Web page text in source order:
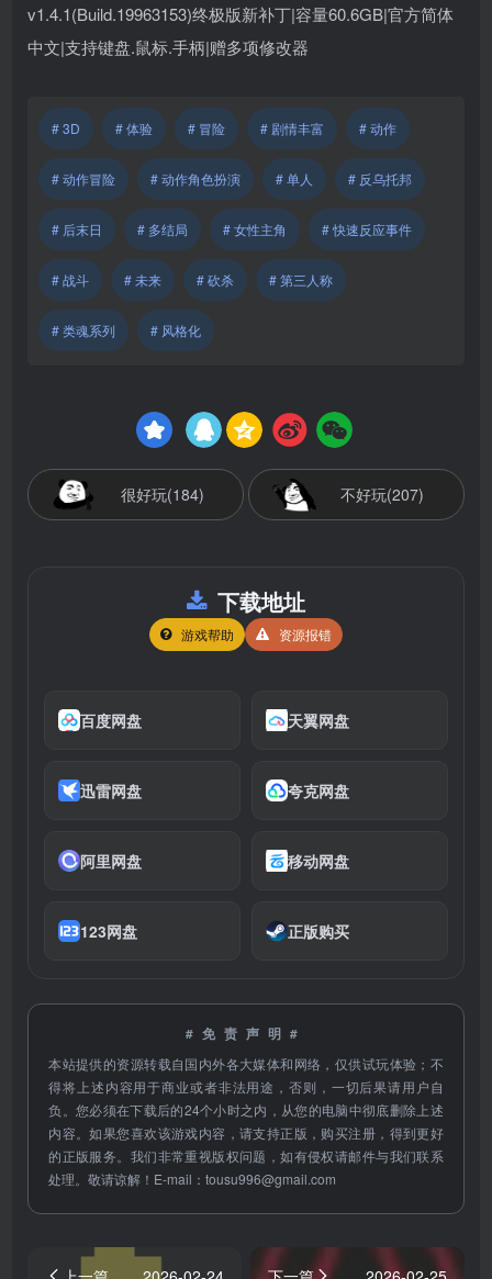
v1.4.1(Build.19963153)终极版新补丁|容量60.6GB|官方简体
中文|支持键盘.鼠标.手柄|赠多项修改器
# 3D # 体验 # 冒险 # 剧情丰富 # 动作
# 动作冒险 # 动作角色扮演 # 单人 # 反乌托邦
# 后末日 # 多结局 # 女性主角 # 快速反应事件
# 战斗 # 未来 # 砍杀 # 第三人称
# 类魂系列 # 风格化
很好玩(184) 不好玩(207)
下载地址
游戏帮助 资源报错
百度网盘 天翼网盘
迅雷网盘 夸克网盘
阿里网盘 移动网盘
123网盘 正版购买
#免责声明#
本站提供的资源转载自国内外各大媒体和网络，仅供试玩体验；不
得将上述内容用于商业或者非法用途，否则，一切后果请用户自
负。您必须在下载后的24个小时之内，从您的电脑中彻底删除上述
内容。如果您喜欢该游戏内容，请支持正版，购买注册，得到更好
的正版服务。我们非常重视版权问题，如有侵权请邮件与我们联系
处理。敬请谅解！E-mail：tousu996@gmail.com